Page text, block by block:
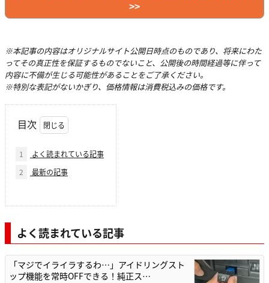
>>
※本記事の内容はオリジナルサイト公開日時点のものであり、将来にわた
ってその真正性を保証するものでないこと、公開後の時間経過等に伴って
内容に不備が生じる可能性があることをご了承ください。
※特別な表記がないかぎり、価格情報は消費税込みの価格です。
目次
1
よく読まれている記事
2
最新の記事
よく読まれている記事
「マジでイライラするわ…」アイドリングスト
ップ機能を常時OFFできる！純正ス…